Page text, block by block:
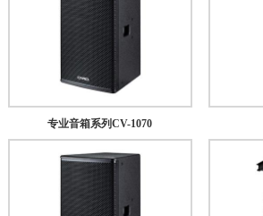
专业音箱系列CV-1070